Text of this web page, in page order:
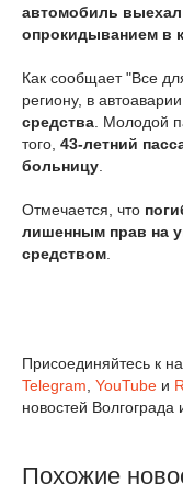
автомобиль
опрокидыванием в
Как сообщает "Все
региону, в автоаварии
средства . Молодой
того, 43-летний
больницу
Отмечается, что
лишенным прав на
средством
Присоединяйтесь к
Telegram YouTube и
новостей Волгограда
Похожие